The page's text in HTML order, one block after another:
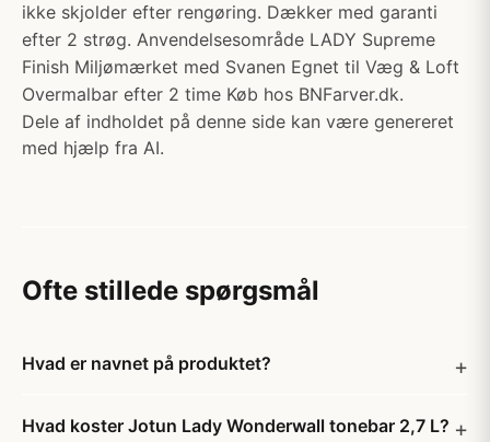
ikke skjolder efter rengøring. Dækker med garanti
efter 2 strøg. Anvendelsesområde LADY Supreme
Finish Miljømærket med Svanen Egnet til Væg & Loft
Overmalbar efter 2 time Køb hos BNFarver.dk.
Dele af indholdet på denne side kan være genereret
med hjælp fra AI.
Ofte stillede spørgsmål
Hvad er navnet på produktet?
Hvad koster Jotun Lady Wonderwall tonebar 2,7 L?